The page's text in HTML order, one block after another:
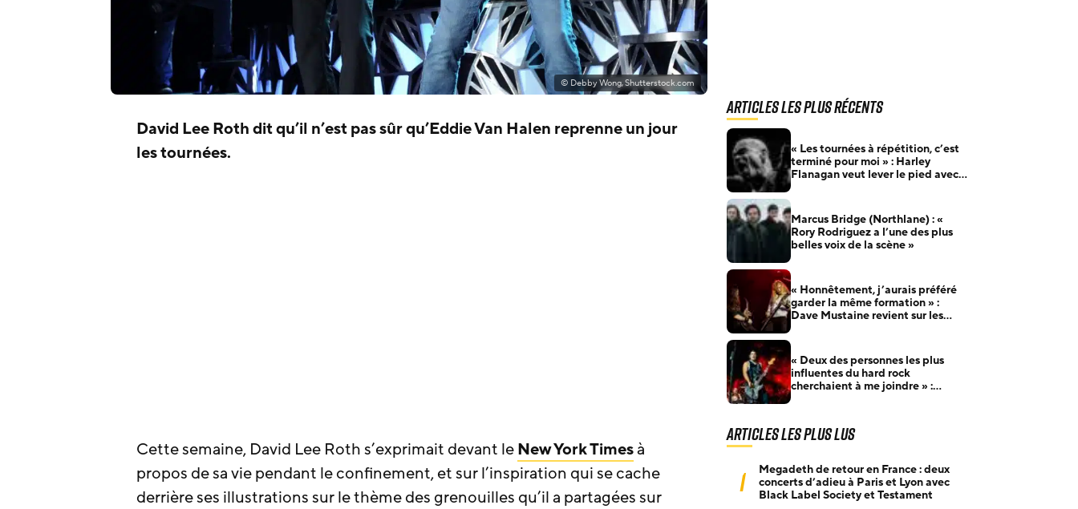
© Debby Wong, Shutterstock.com
David Lee Roth dit qu’il n’est pas sûr qu’Eddie Van Halen reprenne un jour
les tournées.
Cette semaine, David Lee Roth s’exprimait devant leNew York Timesà
propos de sa vie pendant le confinement, et sur l’inspiration qui se cache
derrière ses illustrations sur le thème des grenouilles qu’il a partagées sur
Articles les plus récents
« Les tournées à répétition, c’est
terminé pour moi » : Harley
Flanagan veut lever le pied avec
Marcus Bridge (Northlane) : «
Rory Rodriguez a l’une des plus
belles voix de la scène »
« Honnêtement, j’aurais préféré
garder la même formation » :
Dave Mustaine revient sur les
« Deux des personnes les plus
influentes du hard rock
cherchaient à me joindre » :
Articles les plus lus
1
Megadeth de retour en France : deux
concerts d’adieu à Paris et Lyon avec
Black Label Society et Testament